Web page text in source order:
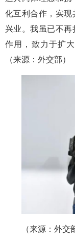
化互利合作，实
兴业。我虽已不
作用，致力于扩
（来源：外交部）
（来源：外交